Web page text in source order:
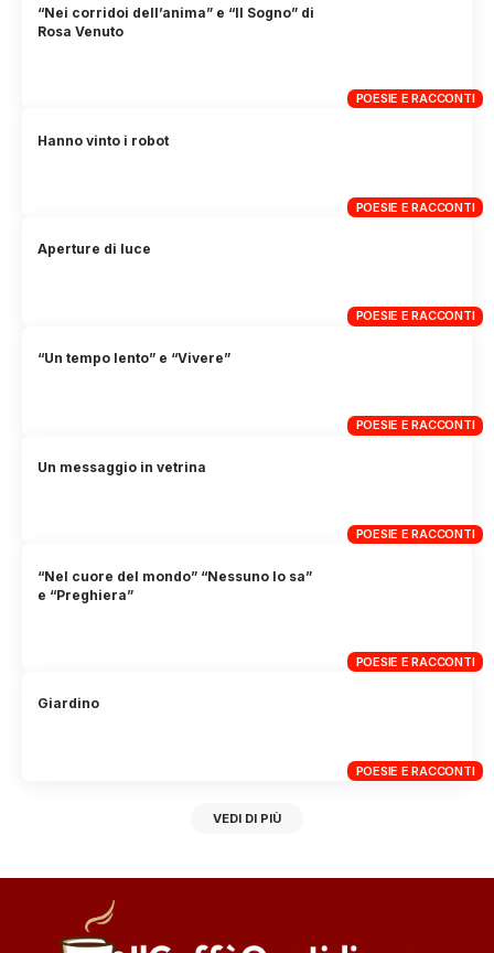
POESIE E RACCONTI
“Nei corridoi dell’anima” e “Il Sogno” di
Rosa Venuto
POESIE E RACCONTI
Hanno vinto i robot
POESIE E RACCONTI
Aperture di luce
POESIE E RACCONTI
“Un tempo lento” e “Vivere”
POESIE E RACCONTI
Un messaggio in vetrina
POESIE E RACCONTI
“Nel cuore del mondo” “Nessuno lo sa”
e “Preghiera”
POESIE E RACCONTI
Giardino
VEDI DI PIÙ